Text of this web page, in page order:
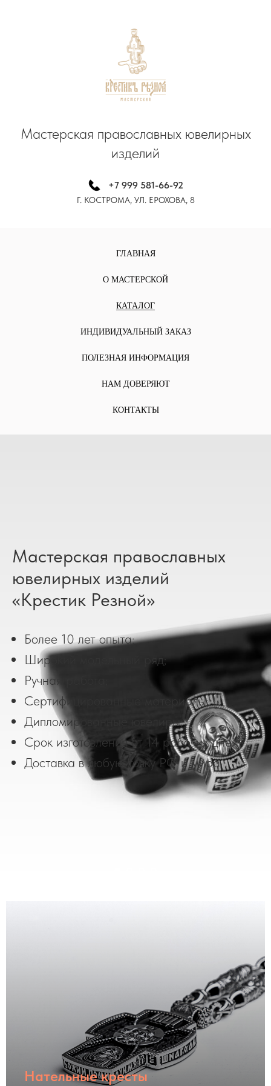
Мастерская православных ювелирных
изделий
+7 999 581-66-92
Г. КОСТРОМА, УЛ. ЕРОХОВА, 8
ГЛАВНАЯ
О МАСТЕРСКОЙ
КАТАЛОГ
ИНДИВИДУАЛЬНЫЙ ЗАКАЗ
ПОЛЕЗНАЯ ИНФОРМАЦИЯ
НАМ ДОВЕРЯЮТ
КОНТАКТЫ
Мастерская православных
ювелирных изделий
«Крестик Резной»
Более 10 лет опыта;
Широкий модельный ряд;
Ручная работа;
Сертифицированные материалы;
Дипломированные ювелиры;
Срок изготовления от 14 рабочих дней;
Доставка в любую точку РФ и мира.
Нательные кресты